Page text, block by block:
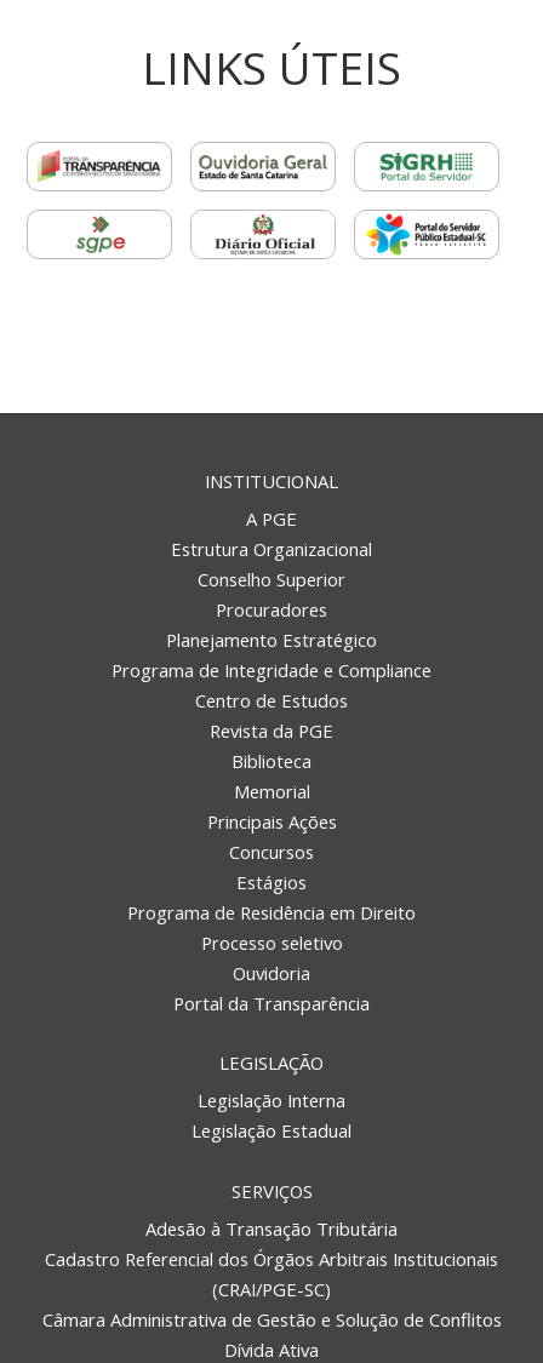
LINKS ÚTEIS
INSTITUCIONAL
A PGE
Estrutura Organizacional
Conselho Superior
Procuradores
Planejamento Estratégico
Programa de Integridade e Compliance
Centro de Estudos
Revista da PGE
Biblioteca
Memorial
Principais Ações
Concursos
Estágios
Programa de Residência em Direito
Processo seletivo
Ouvidoria
Portal da Transparência
LEGISLAÇÃO
Legislação Interna
Legislação Estadual
SERVIÇOS
Adesão à Transação Tributária
Cadastro Referencial dos Órgãos Arbitrais Institucionais
(CRAI/PGE-SC)
Câmara Administrativa de Gestão e Solução de Conflitos
Dívida Ativa